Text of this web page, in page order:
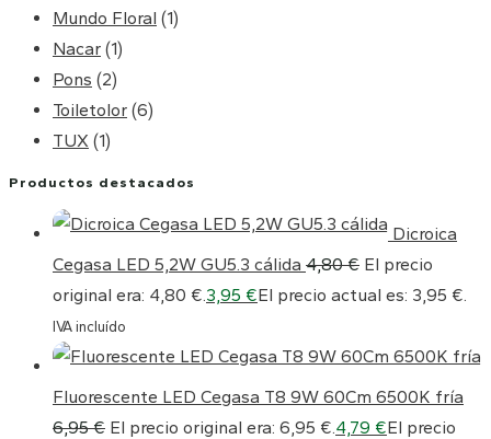
Mundo Floral (1)
Nacar (1)
Pons (2)
Toiletolor (6)
TUX (1)
Productos destacados
Dicroica
Cegasa LED 5,2W GU5.3 cálida 4,80€ El precio
original era: 4,80 €. 3,95 €El precio actual es: 3,95 €.
IVA incluído
Fluorescente LED Cegasa T8 9W 60Cm 6500K fría
6,95€ El precio original era: 6,95 €. 4,79 €El precio